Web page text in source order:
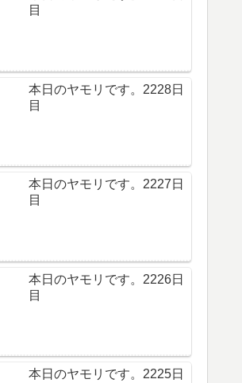
目
本日のヤモリです。2228日
目
本日のヤモリです。2227日
目
本日のヤモリです。2226日
目
本日のヤモリです。2225日